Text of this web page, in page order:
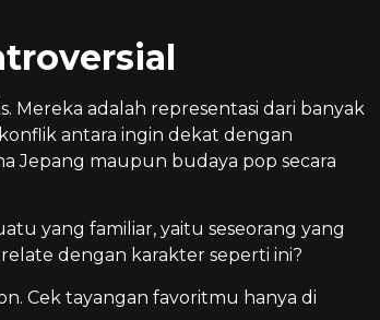
adalah representasi dari banyak
antara ingin dekat dengan
Jepang maupun budaya pop secara
yang familiar, yaitu seseorang yang
dengan karakter seperti ini?
Cek tayangan favoritmu hanya di